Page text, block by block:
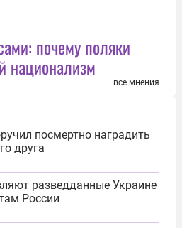
почему поляки
национализм
все мнения
посмертно наградить
друга
разведданные Украине
России